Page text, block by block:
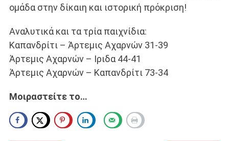
ομάδα στην δίκαιη και ιστορική πρόκριση!
Αναλυτικά και τα τρία παιχνίδια:
Καπανδρίτι – Άρτεμις Αχαρνών 31-39
Άρτεμις Αχαρνών – Ιριδα 44-41
Άρτεμις Αχαρνών – Καπανδρίτι 73-34
Μοιραστείτε το…